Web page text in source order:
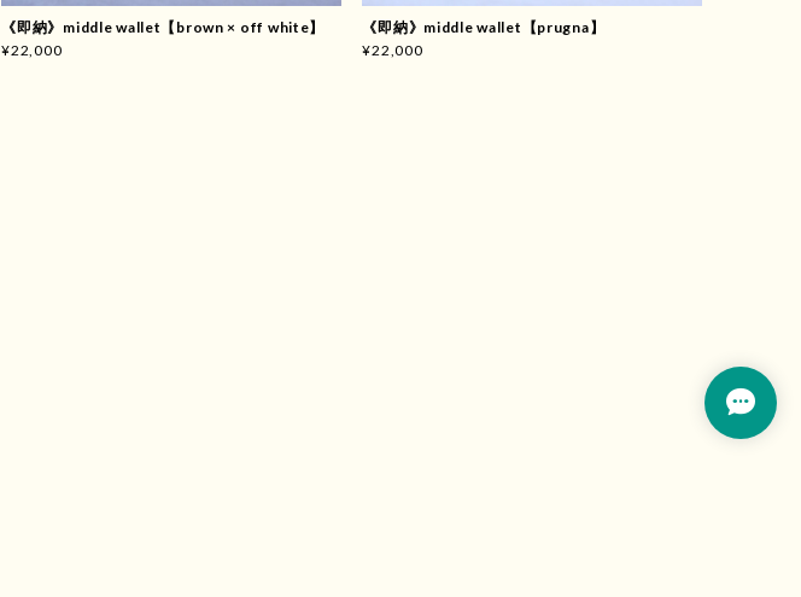
《即納》middle wallet【brown × off white】
¥22,000
《即納》middle wallet【prugna】
¥22,000